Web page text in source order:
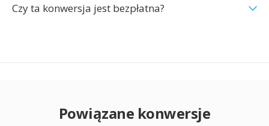
Czy ta konwersja jest bezpłatna?
Powiązane konwersje